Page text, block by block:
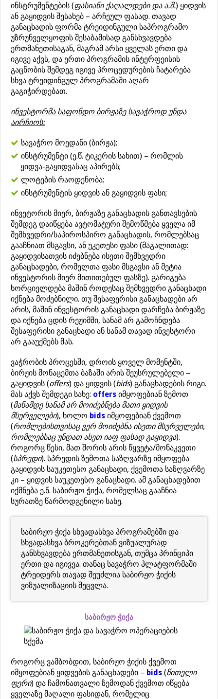
ინსტრუმენტების (ფასიანი ქაღალდები და ა.შ.) ყიდვის
ან გაყიდვის შესახებ – არჩეულ ფასად. თავად
განაცხადის ფორმა ტრეიდინგული საპროგრამო
უზრუნველყოფის შესაბამისად განსხვავდება
ერთმანეთისაგან, მაგრამ არსი ყველას ერთი და
იგივე აქვს, და ერთი პროგრამის ინტერფეისის
გაცნობის შემდეგ იგივე პროცედურების ჩატარება
სხვა ტრეიდინგულ პროგრამაში აღარ
გაგიჭირდებათ.
ინვესტორმა საფონდო ბირჟაზე სავაჭროდ უნდა
აირჩიოს:
სავაჭრო მოედანი (ბირჟა);
ინსტრუმენტი (ე.წ. ტიკერის სახით) – რომლის
ყიდვა-გაყიდვასაც აპირებს;
ლოტების რაოდენობა;
ინსტრუმენტის ყიდვის ან გაყიდვის ფასი;
ინვეტორის მიერ, ბირჟაზე განაცხადის განთავსების
შემდეგ დაიწყება ავტომატური შემოწმება ყველა იმ
შემხვედრი/საპიროსპირო განაცხადის, რომლებსაც
გააჩნიათ მსგავსი, ან უკეთესი ფასი (მაგალითად:
გაყიდვისათვის იძებნება ისეთი შემხვედრი
განაცხადები, რომელთა ფასი მსგავსი ან მეტია
ინვესტორის მიერ მითითებულ ფასზე). გარიგება
ხორციელდება მაშინ როდესაც შემხვედრი განაცხადი
იქნება მოძებნილი. თუ შესაფერისი განაცხადები არ
არის, მაშინ ინვესტორის განაცხადი დარჩება ბირჟაზე
და იქნება ცდის რეჟიმში, სანამ არ გამოჩნდება
შესაფერისი განაცხადი ან სანამ თავად ინვესტორი
არ გააუქმებს მას.
ვაჭრობის პროცესში, დროის ყოველ მომენტში,
ბირჟის მონაცემთა ბაზაში არის შეუსრულებელი –
გაყიდვის (offers) და ყიდვის (bids) განაცხადების რიგი.
მას აქვს შემდეგი სახე: offers იმყოფებიან ზემოთ
(მანამდე სანამ არ მოიძებნება მათი ყიდვის
მსურველები), ხოლო bids იმყოფებიან ქვემოთ
(რომლებისთვისაც ვერ მოიძებნა ისეთი მსურველები,
რომლებსაც უნდათ ასეთ იაფ ფასად გაყიდვა).
როგორც წესი, მათ შორის არის წყვეტა/მონაკვეთი
(სპრედი). სპრედის ზემოთა საზღვარზე იმყოფება
გაყიდვის საუკეთესო განაცხადი, ქვემოთა საზღვარზე
კი – ყიდვის საუკეთესო განაცხადი. ამ განაცხადებით
იქმნება ე.წ. საბირჟო ჭიქა, რომელსაც გააჩნია
სურათზე წარმოდგენილი სახე.
საბირჟო ჭიქა სხვადასხვა პროგრამებში და
სხვადასხვა ბროკერებთან ვიზუალურად
განსხვავდება ერთმანეთისგან, თუმცა პრინციპი
ერთი და იგივეა. თანაც სავაჭრო პლატფორმაში
ტრეიდერს თავად შეუძლია საბირჟო ჭიქის
ვიზუალიზაციის შეცვლა.
საბირჟო ჭიქა
როგორც ვამბობდით, საბირჟო ჭიქის ქვემოთ
იმყოფებიან ყიდვების განაცხადები – bids (წითელი
ფერი) და ჩამონათვალი ზემოდან ქვემოთ იწყება
ყველაზე მაღალი ფასიდან, რომელიც